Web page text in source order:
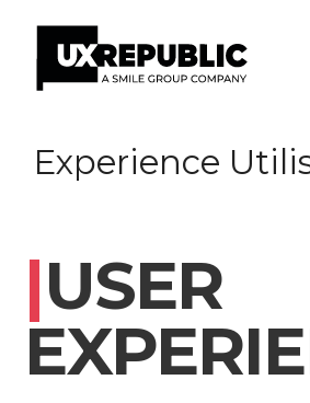
contenu
Experience
|USER